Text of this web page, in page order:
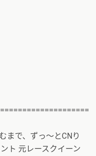
まで、ずっ～とCNり
ト 元レースクイーン